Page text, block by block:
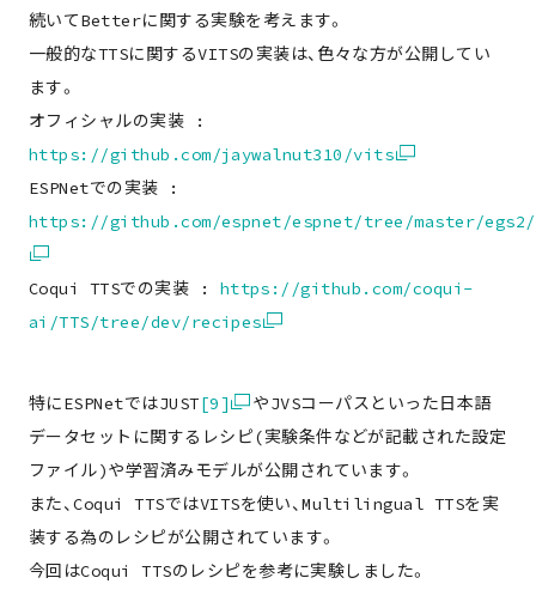
続いてBetterに関する実験を考えます。
一般的なTTSに関するVITSの実装は、色々な方が公開してい
ます。
オフィシャルの実装 :
https://github.com/jaywalnut310/vits
ESPNetでの実装 :
https://github.com/espnet/espnet/tree/master/
Coqui TTSでの実装 : https://github.com/coqui-
ai/TTS/tree/dev/recipes
特にESPNetではJUST[9]
やJVSコーパスといった日本語
データセットに関するレシピ(実験条件などが記載された設定
ファイル)や学習済みモデルが公開されています。
また、Coqui TTSではVITSを使い、Multilingual TTSを実
装する為のレシピが公開されています。
今回はCoqui TTSのレシピを参考に実験しました。